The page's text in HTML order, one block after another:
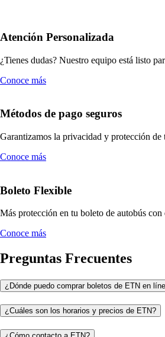
Atención Personalizada
¿Tienes dudas? Nuestro equipo está listo
Conoce más
Métodos de pago seguros
Garantizamos la privacidad y protección de
Conoce más
Boleto Flexible
Más protección en tu boleto de autobús
Conoce más
Preguntas Frecuentes
¿Dónde puedo comprar boletos de ETN en
¿Cuáles son los horarios y precios de ETN?